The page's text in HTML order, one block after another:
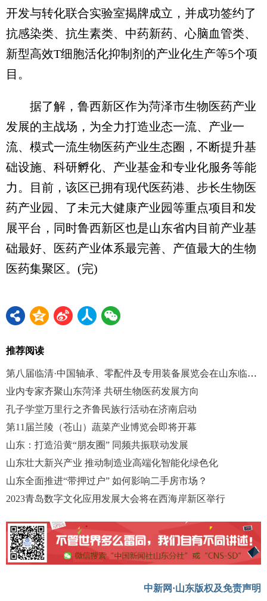
开发与转化联合实验室揭牌成立，并成功签约了
抗感染类、抗生素类、中药新药、心脑血管类、
新型高效T细胞活化抑制剂的产业化生产等5个项
目。
据了解，鲁西新区作为菏泽市生物医药产业
发展的主战场，为全力打造业态一流、产业一
流、模式一流生物医药产业生态圈，不断提升基
础设施、科研孵化、产业基金和专业化服务等能
力。目前，该区已拥有现代医药港、步长生物医
药产业园、了未元大健康产业园等重点项目和发
展平台，同时鲁西新区也是山东省内目前产业基
础最好、医药产业体系最完善、产值最大的生物
医药集聚区。(完)
推荐阅读
第八届临清·中国轴承、零配件及专用装备展览会在山东临清召开
业内专家齐聚山东菏泽 共研生物医药发展方向
孔子学堂万里行之齐鲁民族行活动在济南启动
第11届兰陵（苍山）蔬菜产业博览会即将开幕
山东：打造沿黄“朋友圈” 同频共振联动发展
山东壮大新兴产业 推动制造业高端化智能化绿色化
山东全面推进“带押过户” 如何影响二手房市场？
2023青岛数字文化应用发展大会将在西海岸新区举行
中新网·山东版权及免责声明